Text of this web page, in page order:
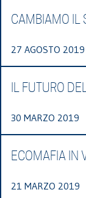
CAMBIAMO IL
27 AGOSTO 2019
IL FUTURO
30 MARZO 2019
ECOMAFIA IN
21 MARZO 2019